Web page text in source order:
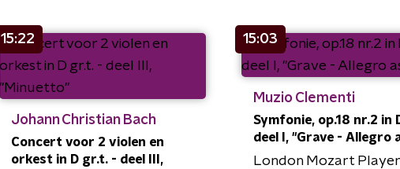
15:22
Johann Christian Bach
Concert voor 2 violen en
orkest in D gr.t. - deel III,
15:03
Muzio Clementi
Symfonie, op.18 nr.2 in
deel I, "Grave - Allegro
London Mozart